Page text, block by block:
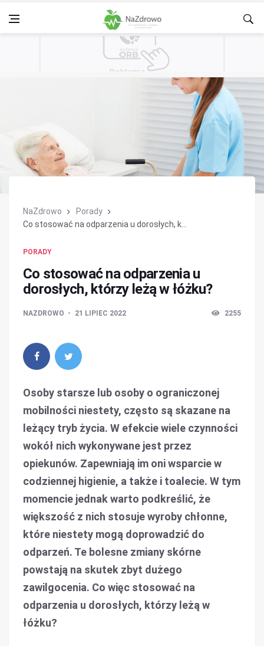
NaZdrowo
Porady
Co stosować na odparzenia u dorosłych, k...
PORADY
Co stosować na odparzenia u
dorosłych, którzy leżą w łóżku?
NAZDROWO 21 LIPIEC 2022 2255
Osoby starsze lub osoby o ograniczonej
mobilności niestety, często są skazane na
leżący tryb życia. W efekcie wiele czynności
wokół nich wykonywane jest przez
opiekunów. Zapewniają im oni wsparcie w
codziennej higienie, a także i toalecie. W tym
momencie jednak warto podkreślić, że
większość z nich stosuje wyroby chłonne,
które niestety mogą doprowadzić do
odparzeń. Te bolesne zmiany skórne
powstają na skutek zbyt dużego
zawilgocenia. Co więc stosować na
odparzenia u dorosłych, którzy leżą w
łóżku?